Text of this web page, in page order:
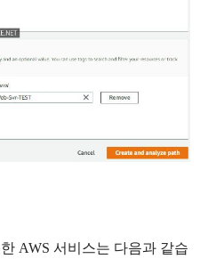
AWS 서비스는 다음과 같습